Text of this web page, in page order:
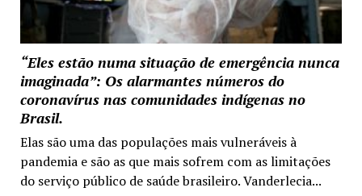
“Eles estão numa situação de emergência nunca
imaginada”: Os alarmantes números do
coronavírus nas comunidades indígenas no
Brasil.
Elas são uma das populações mais vulneráveis à
pandemia e são as que mais sofrem com as limitações
do serviço público de saúde brasileiro. Vanderlecia...